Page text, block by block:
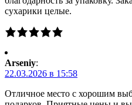
сухарики целые.
Arseniy:
22.03.2026 в 15:58
Отличное место с хорошим